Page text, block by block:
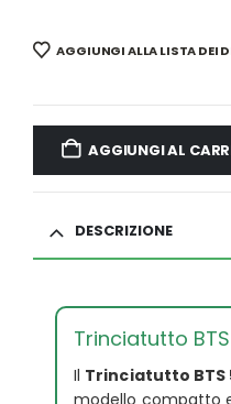
AGGIUNGI ALLA LISTA DEI
AGGIUNGI AL
DESCRIZIONE
Trinciatutto
Il Trinciatutto BTS
modello compatto